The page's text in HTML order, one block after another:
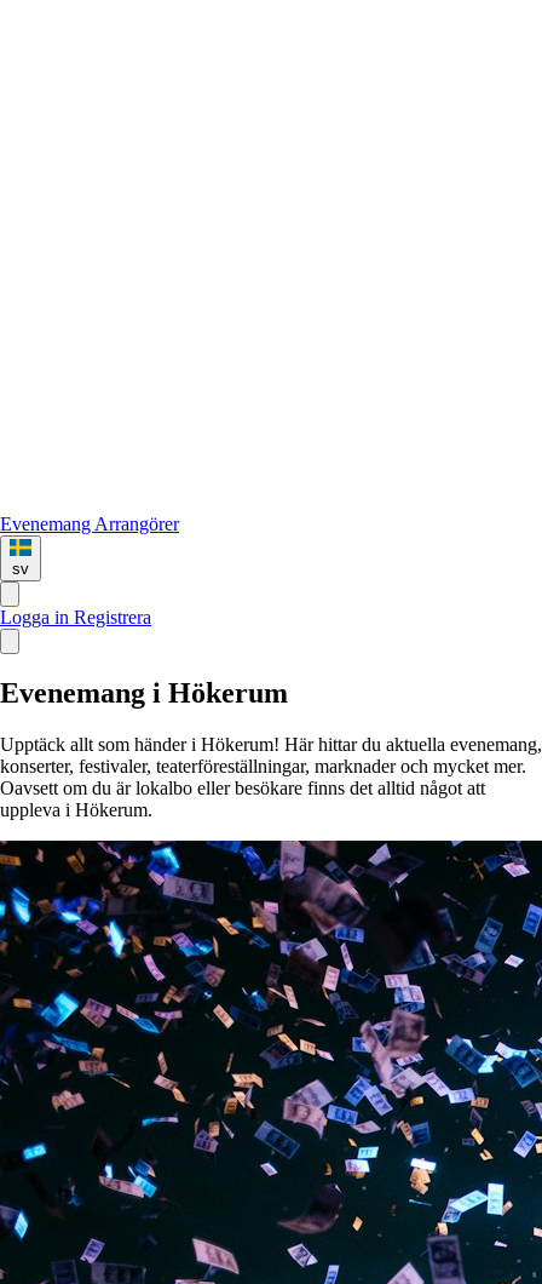
Evenemang Arrangörer
sv
Logga in Registrera
Evenemang i Hökerum
Upptäck allt som händer i Hökerum! Här hittar du aktuella evenemang,
konserter, festivaler, teaterföreställningar, marknader och mycket mer.
Oavsett om du är lokalbo eller besökare finns det alltid något att
uppleva i Hökerum.